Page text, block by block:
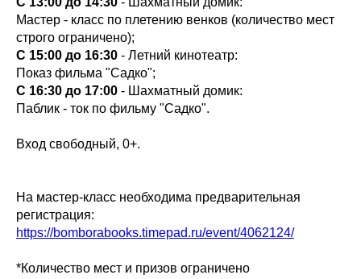
Мастер - класс по плетению венков (количество мест
строго ограничено);
С 15:00 до 16:30 - Летний кинотеатр:
Показ фильма "Садко";
С 16:30 до 17:00 - Шахматный домик:
Паблик - ток по фильму "Садко".
Вход свободный, 0+.
На мастер-класс необходима предварительная
регистрация:
https://bomborabooks.timepad.ru/event/4062124/
*Количество мест и призов ограничено